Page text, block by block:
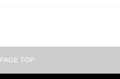
PAGE TOP